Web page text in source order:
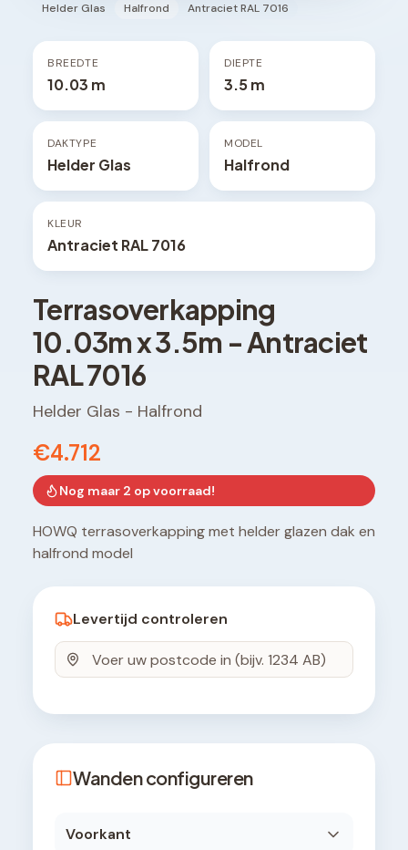
Helder Glas Halfrond Antraciet RAL 7016
BREEDTE
10.03 m
DIEPTE
3.5 m
DAKTYPE
Helder Glas
MODEL
Halfrond
KLEUR
Antraciet RAL 7016
Terrasoverkapping
10.03m x3.5m -Antraciet
RAL 7016
Helder Glas - Halfrond
€4.712
Nog maar 2 op voorraad!
HOWQ terrasoverkapping met helder glazen dak en
halfrond model
Levertijd controleren
Wanden configureren
Voorkant